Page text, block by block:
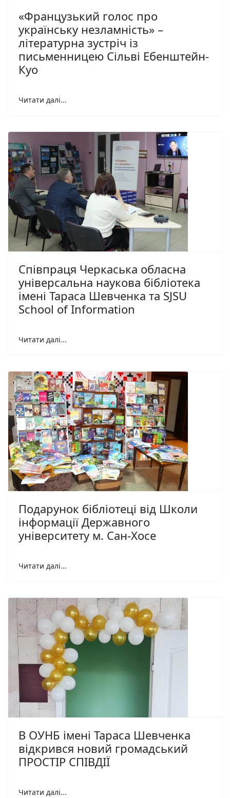
«Французький голос про
українську незламність» –
літературна зустріч із
письменницею Сільві Ебенштейн-
Куо
Читати далі...
Співпраця Черкаська обласна
універсальна наукова бібліотека
імені Тараса Шевченка та SJSU
School of Information
Читати далі...
Подарунок бібліотеці від Школи
інформації Державного
університету м. Сан-Хосе
Читати далі...
В ОУНБ імені Тараса Шевченка
відкрився новий громадський
ПРОСТІР СПІВДІЇ
Читати далі...